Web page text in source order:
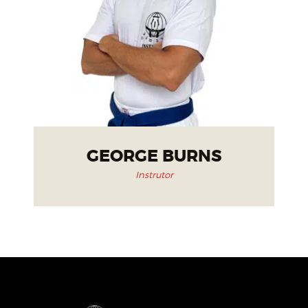
GEORGE BURNS
Instrutor